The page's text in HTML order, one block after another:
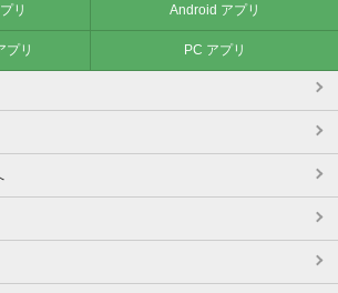
リ Android アプリ
プリ PC アプリ